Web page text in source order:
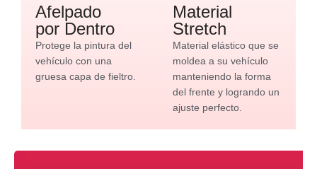
Afelpado
por Dentro
Protege la pintura del
vehículo con una
gruesa capa de fieltro.
Material
Stretch
Material elástico que se
moldea a su vehículo
manteniendo la forma
del frente y logrando un
ajuste perfecto.